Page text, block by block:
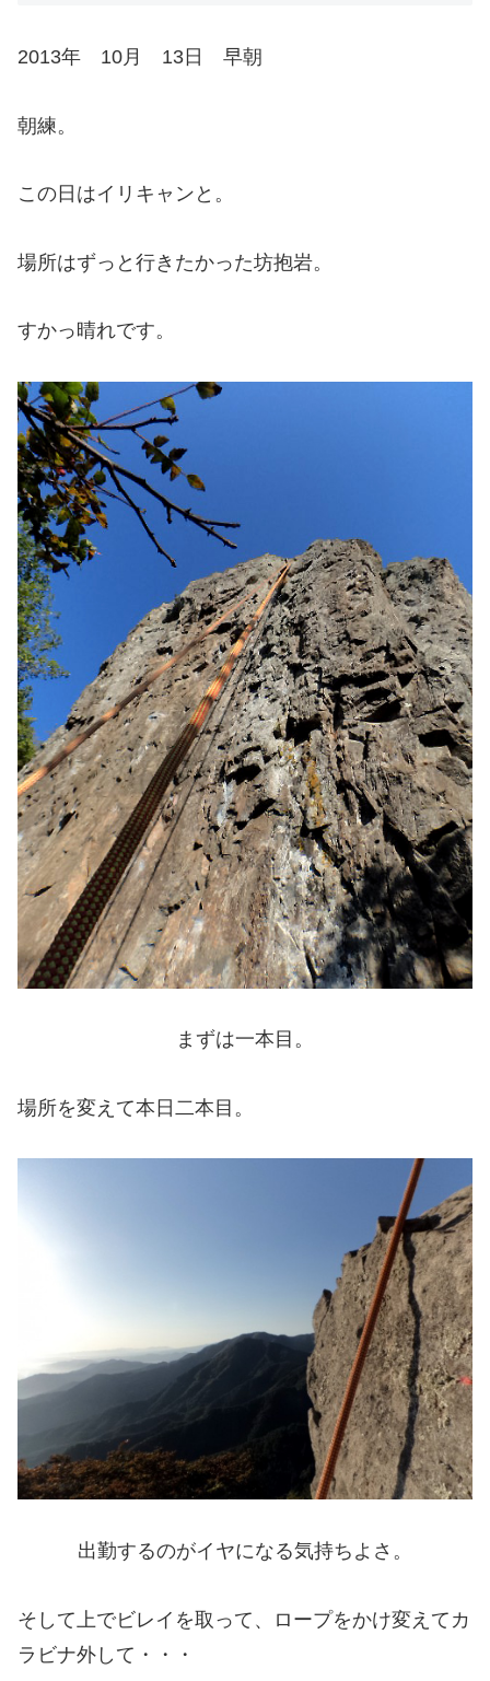
2013年 10月 13日 早朝
朝練。
この日はイリキャンと。
場所はずっと行きたかった坊抱岩。
すかっ晴れです。
まずは一本目。
場所を変えて本日二本目。
出勤するのがイヤになる気持ちよさ。
そして上でビレイを取って、ロープをかけ変えてカ
ラビナ外して・・・